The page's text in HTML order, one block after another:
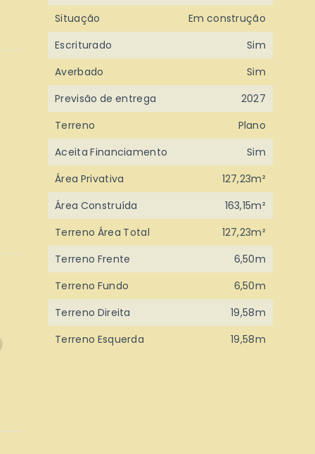
Situação
Em construção
Escriturado
Sim
Averbado
Sim
Previsão de entrega
2027
Terreno
Plano
Aceita Financiamento
Sim
Área Privativa
127,23m²
Área Construída
163,15m²
Terreno Área Total
127,23m²
Terreno Frente
6,50m
Terreno Fundo
6,50m
Terreno Direita
19,58m
Terreno Esquerda
19,58m